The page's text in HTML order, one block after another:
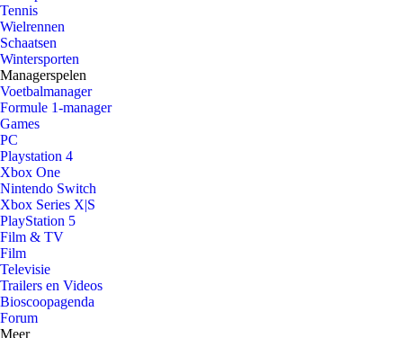
Tennis
Wielrennen
Schaatsen
Wintersporten
Managerspelen
Voetbalmanager
Formule 1-manager
Games
PC
Playstation 4
Xbox One
Nintendo Switch
Xbox Series X|S
PlayStation 5
Film & TV
Film
Televisie
Trailers en Videos
Bioscoopagenda
Forum
Meer